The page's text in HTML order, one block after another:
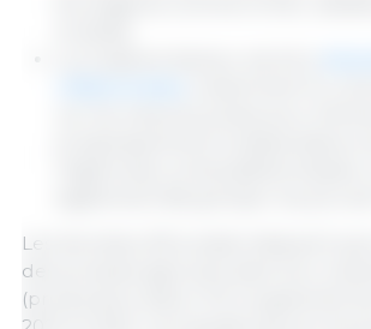
Les données d'Eurostat indiquent
des produits agricoles dans leur
(production) dans l'UE a augmenté